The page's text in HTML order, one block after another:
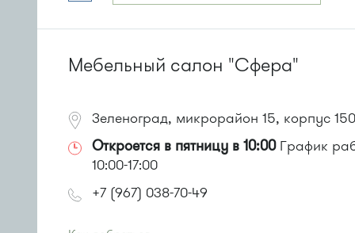
Мебельный салон "Сфера"
Зеленоград, микрорайон 15, корпус
Откроется в пятницу в 10:00График
10:00-17:00
+7 (967) 038-70-49